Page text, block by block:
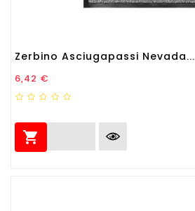
Zerbino Asciugapassi Nevada...
Prezzo
6,42 €
